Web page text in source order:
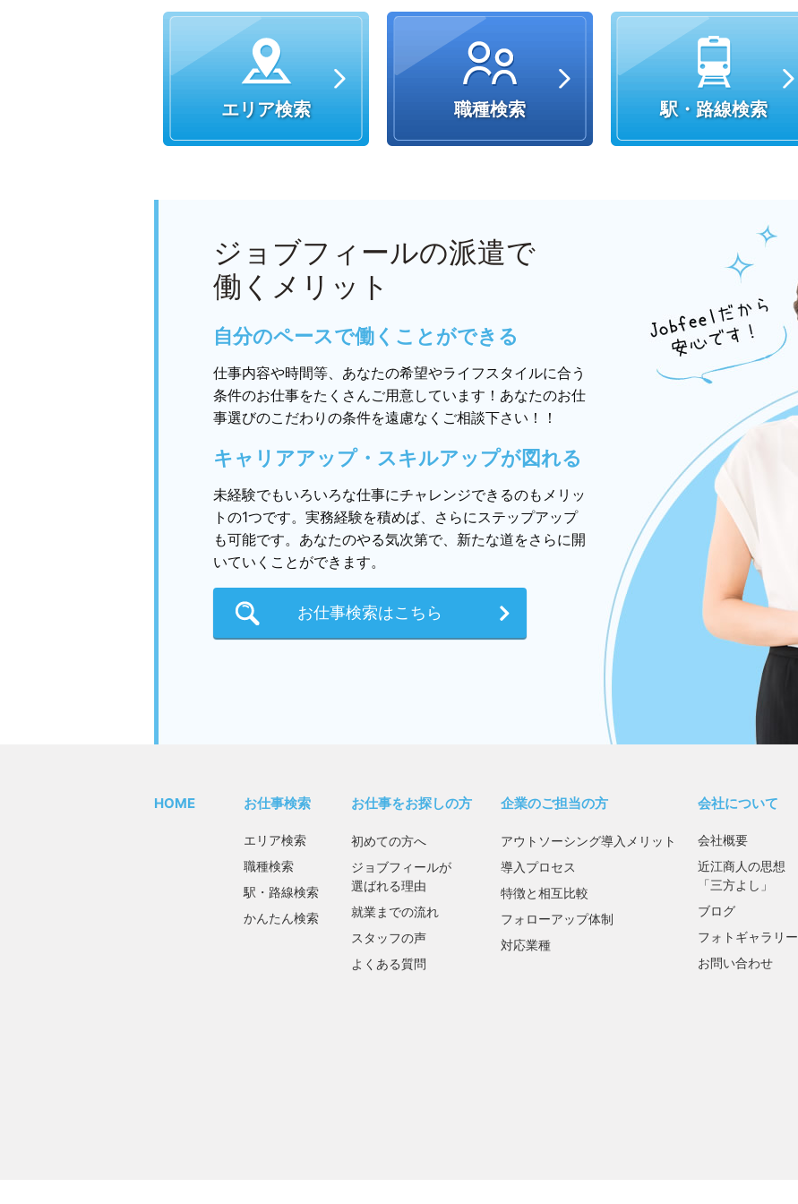
エリア検索 職種検索 駅・路線検索
ジョブフィールの派遣で
働くメリット
自分のペースで働くことができる
仕事内容や時間等、あなたの希望やライフスタイルに合う
条件のお仕事をたくさんご用意しています！あなたのお仕
事選びのこだわりの条件を遠慮なくご相談下さい！！
キャリアアップ・スキルアップが図れる
未経験でもいろいろな仕事にチャレンジできるのもメリッ
トの1つです。実務経験を積めば、さらにステップアップ
も可能です。あなたのやる気次第で、新たな道をさらに開
いていくことができます。
お仕事検索はこちら
HOME お仕事検索
エリア検索
職種検索
駅・路線検索
かんたん検索
お仕事をお探しの方
初めての方へ
ジョブフィールが
選ばれる理由
就業までの流れ
スタッフの声
よくある質問
企業のご担当の方
アウトソーシング導入メリット
導入プロセス
特徴と相互比較
フォローアップ体制
対応業種
会社について
会社概要
近江商人の思想
「三方よし」
ブログ
フォトギャラリー
お問い合わせ